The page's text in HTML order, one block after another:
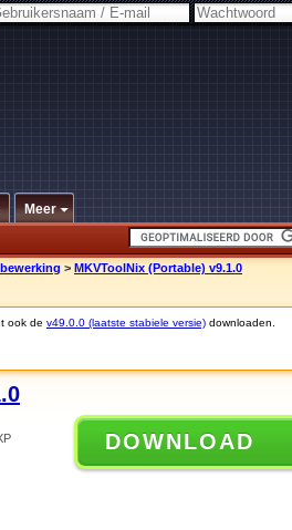
Meer
> MKVToolNix (Portable) v9.1.0
ook de v49.0.0 (laatste stabiele versie) downloaden.
DOWNLOAD